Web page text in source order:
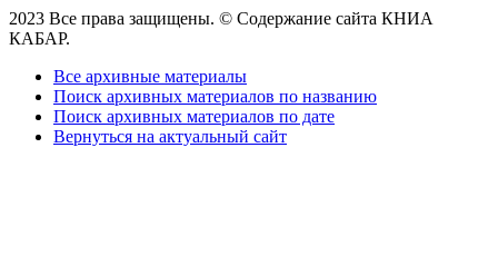
2023 Все права защищены. © Содержание сайта КНИА
КАБАР.
Все архивные материалы
Поиск архивных материалов по названию
Поиск архивных материалов по дате
Вернуться на актуальный сайт